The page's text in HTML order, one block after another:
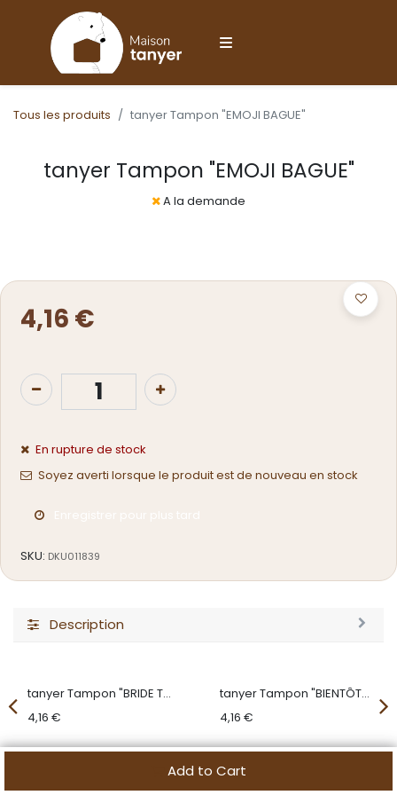
Tous les produits tanyer Tampon "EMOJI BAGUE"
tanyer Tampon "EMOJI BAGUE"
A la demande
4,16 €
Add to Cart
En rupture de stock
Soyez averti lorsque le produit est de nouveau en stock
SKU: DKU011839
Description
tanyer Tampon "BRIDE TO BE"
4,16 €
tanyer Tampon "BIENTÔT MADAME"
4,16 €